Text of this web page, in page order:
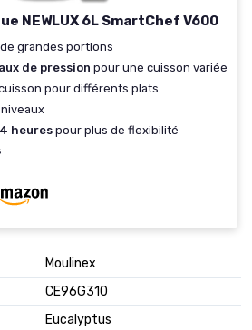
NEWLUX 6L SmartChef V600
grandes portions
de pression pour une cuisson variée
pour différents plats
heures pour plus de flexibilité
‎Moulinex
‎CE96G310
‎Eucalyptus